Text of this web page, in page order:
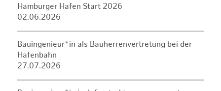
Hamburger Hafen Start 2026
02.06.2026
Bauingenieur*in als Bauherrenvertretung bei der
Hafenbahn
27.07.2026